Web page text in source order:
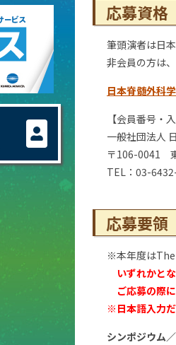
応募資格
筆頭演者は日
非会員の方は
日本脊髄外科
【会員番号・
一般社団法人
〒106-0041
TEL：03-
応募要領
※本年度は
いずれかと
ご応募の際
※日本語入力
シンポジウム